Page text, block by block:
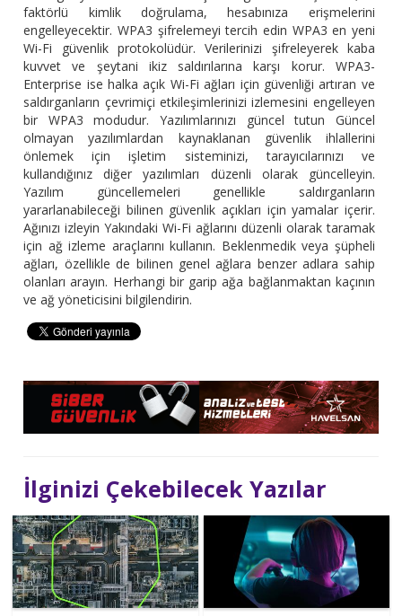
faktörlü kimlik doğrulama, hesabınıza erişmelerini
engelleyecektir. WPA3 şifrelemeyi tercih edin WPA3 en yeni
Wi-Fi güvenlik protokolüdür. Verilerinizi şifreleyerek kaba
kuvvet ve şeytani ikiz saldırılarına karşı korur. WPA3-
Enterprise ise halka açık Wi-Fi ağları için güvenliği artıran ve
saldırganların çevrimiçi etkileşimlerinizi izlemesini engelleyen
bir WPA3 modudur. Yazılımlarınızı güncel tutun Güncel
olmayan yazılımlardan kaynaklanan güvenlik ihlallerini
önlemek için işletim sisteminizi, tarayıcılarınızı ve
kullandığınız diğer yazılımları düzenli olarak güncelleyin.
Yazılım güncellemeleri genellikle saldırganların
yararlanabileceği bilinen güvenlik açıkları için yamalar içerir.
Ağınızı izleyin Yakındaki Wi-Fi ağlarını düzenli olarak taramak
için ağ izleme araçlarını kullanın. Beklenmedik veya şüpheli
ağları, özellikle de bilinen genel ağlara benzer adlara sahip
olanları arayın. Herhangi bir garip ağa bağlanmaktan kaçının
ve ağ yöneticisini bilgilendirin.
İlginizi Çekebilecek Yazılar